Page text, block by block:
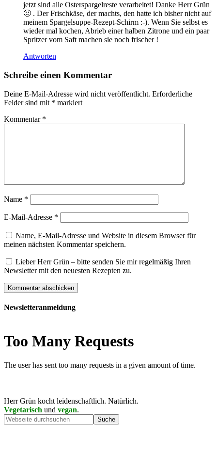
jetzt sind alle Osterspargelreste verarbeitet! Danke Herr Grün
🙂 . Der Frischkäse, der machts, den hatte ich bisher nicht auf
meinem Spargelsuppe-Rezept-Schirm :-). Wenn Sie selbst es
wieder mal kochen, Abrieb einer halben Zitrone und ein paar
Spritzer vom Saft machen sie noch frischer !
Antworten
Schreibe einen Kommentar
Deine E-Mail-Adresse wird nicht veröffentlicht. Erforderliche
Felder sind mit * markiert
Kommentar *
Name *
E-Mail-Adresse *
Name, E-Mail-Adresse und Website in diesem Browser für
meinen nächsten Kommentar speichern.
Lieber Herr Grün – bitte senden Sie mir regelmäßig Ihren
Newsletter mit den neuesten Rezepten zu.
Newsletteranmeldung
Herr Grün kocht leidenschaftlich. Natürlich.
Vegetarisch und vegan.